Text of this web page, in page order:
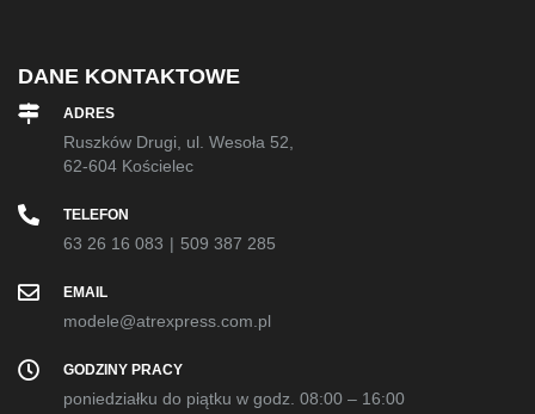
DANE KONTAKTOWE
ADRES
Ruszków Drugi, ul. Wesoła 52,
62-604 Kościelec
TELEFON
63 26 16 083 | 509 387 285
EMAIL
modele@atrexpress.com.pl
GODZINY PRACY
poniedziałku do piątku w godz. 08:00 – 16:00